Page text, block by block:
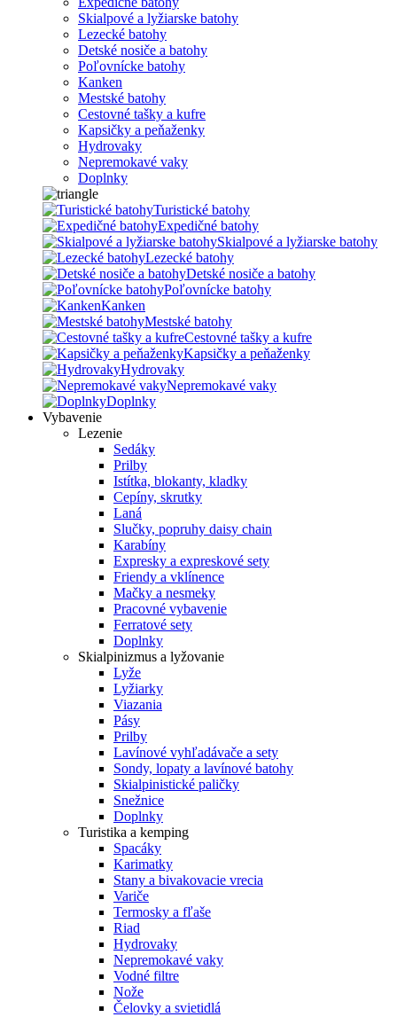
Skialpové a lyžiarske batohy
Lezecké batohy
Detské nosiče a batohy
Poľovnícke batohy
Kanken
Mestské batohy
Cestovné tašky a kufre
Kapsičky a peňaženky
Hydrovaky
Nepremokavé vaky
Doplnky
Turistické batohy
Expedičné batohy
Skialpové a lyžiarske batohy
Lezecké batohy
Detské nosiče a batohy
Poľovnícke batohy
Kanken
Mestské batohy
Cestovné tašky a kufre
Kapsičky a peňaženky
Hydrovaky
Nepremokavé vaky
Doplnky
Vybavenie
Lezenie
Sedáky
Prilby
Istítka, blokanty, kladky
Cepíny, skrutky
Laná
Slučky, popruhy daisy chain
Karabíny
Expresky a expreskové sety
Friendy a vklínence
Mačky a nesmeky
Pracovné vybavenie
Ferratové sety
Doplnky
Skialpinizmus a lyžovanie
Lyže
Lyžiarky
Viazania
Pásy
Prilby
Lavínové vyhľadávače a sety
Sondy, lopaty a lavínové batohy
Skialpinistické paličky
Snežnice
Doplnky
Turistika a kemping
Spacáky
Karimatky
Stany a bivakovacie vrecia
Variče
Termosky a fľaše
Riad
Hydrovaky
Nepremokavé vaky
Vodné filtre
Nože
Čelovky a svietidlá